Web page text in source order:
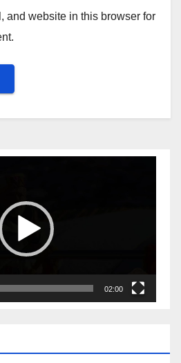
and website in this browser for
02:00